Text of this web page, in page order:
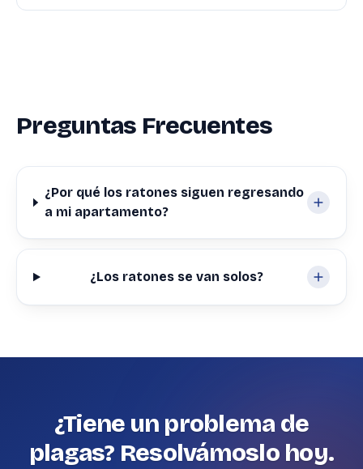
Preguntas Frecuentes
¿Por qué los ratones siguen regresando
a mi apartamento?
¿Los ratones se van solos?
¿Tiene un problema de
plagas? Resolvámoslo hoy.